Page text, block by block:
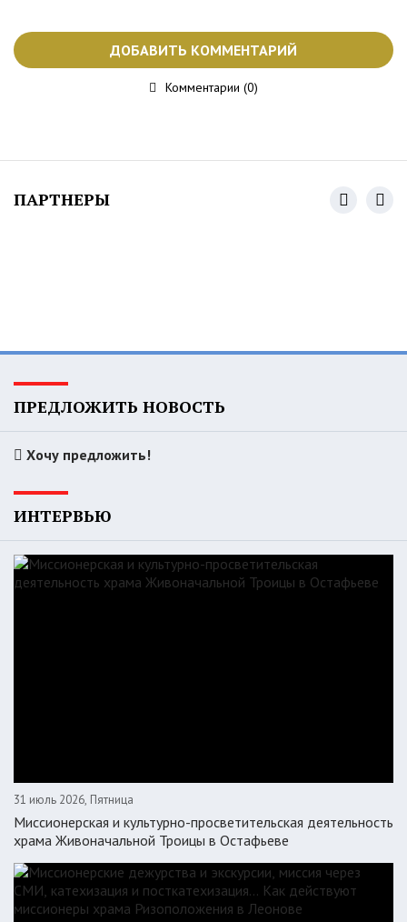
ДОБАВИТЬ КОММЕНТАРИЙ
Комментарии (0)
ПАРТНЕРЫ
ПРЕДЛОЖИТЬ НОВОСТЬ
Хочу предложить!
ИНТЕРВЬЮ
31 июль 2026, Пятница
Миссионерская и культурно-просветительская деятельность
храма Живоначальной Троицы в Остафьеве